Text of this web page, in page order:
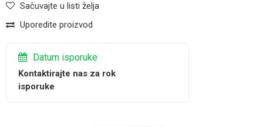
Sačuvajte u listi želja
Uporedite proizvod
Datum isporuke
Kontaktirajte nas za rok
isporuke